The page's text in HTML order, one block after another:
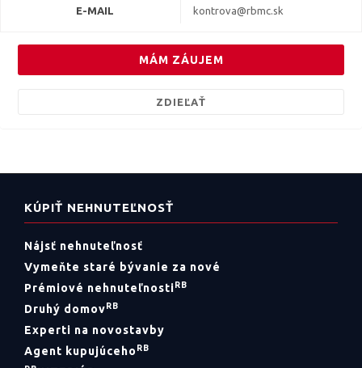
E-MAIL kontrova@rbmc.sk
MÁM ZÁUJEM
ZDIEĽAŤ
KÚPIŤ NEHNUTEĽNOSŤ
Nájsť nehnuteľnosť
Vymeňte staré bývanie za nové
Prémiové nehnuteľnostiRB
Druhý domovRB
Experti na novostavby
Agent kupujúceho RB